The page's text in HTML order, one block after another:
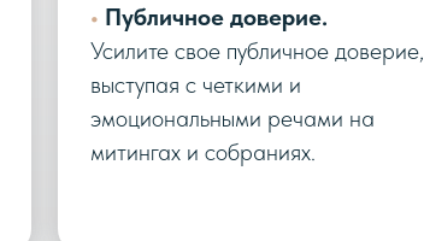
• Публичное доверие.
Усилите свое публичное доверие,
выступая с четкими и
эмоциональными речами на
митингах и собраниях.